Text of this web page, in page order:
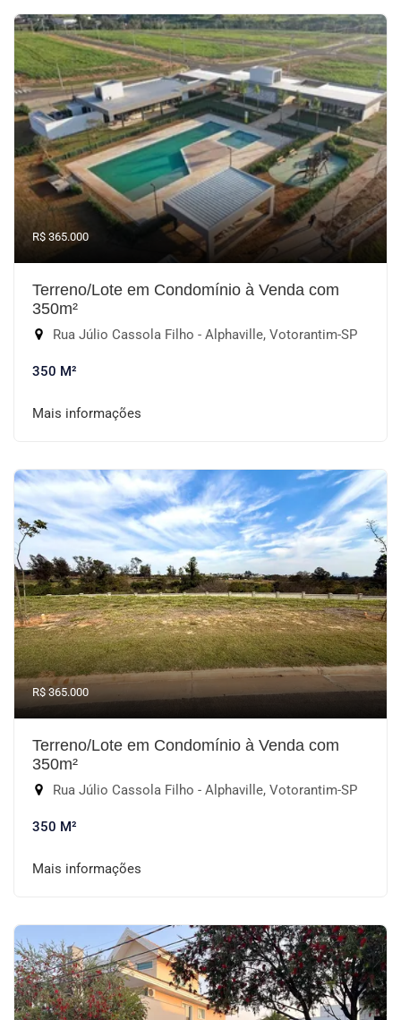
R$ 365.000
Terreno/Lote em Condomínio à Venda com
350m²
Rua Júlio Cassola Filho - Alphaville, Votorantim-SP
350 M²
Mais informações
R$ 365.000
Terreno/Lote em Condomínio à Venda com
350m²
Rua Júlio Cassola Filho - Alphaville, Votorantim-SP
350 M²
Mais informações